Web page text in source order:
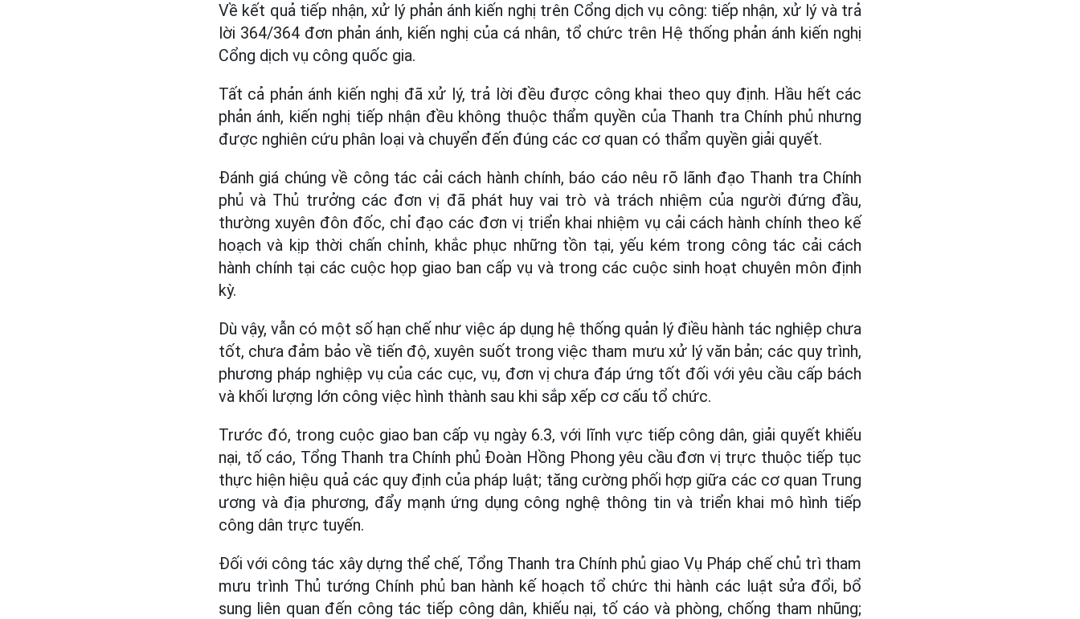
Về kết quả tiếp nhận, xử lý phản ánh kiến nghị trên Cổng dịch vụ công: tiếp nhận, xử lý và trả
lời 364/364 đơn phản ánh, kiến nghị của cá nhân, tổ chức trên Hệ thống phản ánh kiến nghị
Cổng dịch vụ công quốc gia.
Tất cả phản ánh kiến nghị đã xử lý, trả lời đều được công khai theo quy định. Hầu hết các
phản ánh, kiến nghị tiếp nhận đều không thuộc thẩm quyền của Thanh tra Chính phủ nhưng
được nghiên cứu phân loại và chuyển đến đúng các cơ quan có thẩm quyền giải quyết.
Đánh giá chúng về công tác cải cách hành chính, báo cáo nêu rõ lãnh đạo Thanh tra Chính
phủ và Thủ trưởng các đơn vị đã phát huy vai trò và trách nhiệm của người đứng đầu,
thường xuyên đôn đốc, chỉ đạo các đơn vị triển khai nhiệm vụ cải cách hành chính theo kế
hoạch và kịp thời chấn chỉnh, khắc phục những tồn tại, yếu kém trong công tác cải cách
hành chính tại các cuộc họp giao ban cấp vụ và trong các cuộc sinh hoạt chuyên môn định
kỳ.
Dù vậy, vẫn có một số hạn chế như việc áp dụng hệ thống quản lý điều hành tác nghiệp chưa
tốt, chưa đảm bảo về tiến độ, xuyên suốt trong việc tham mưu xử lý văn bản; các quy trình,
phương pháp nghiệp vụ của các cục, vụ, đơn vị chưa đáp ứng tốt đối với yêu cầu cấp bách
và khối lượng lớn công việc hình thành sau khi sắp xếp cơ cấu tổ chức.
Trước đó, trong cuộc giao ban cấp vụ ngày 6.3, với lĩnh vực tiếp công dân, giải quyết khiếu
nại, tố cáo, Tổng Thanh tra Chính phủ Đoàn Hồng Phong yêu cầu đơn vị trực thuộc tiếp tục
thực hiện hiệu quả các quy định của pháp luật; tăng cường phối hợp giữa các cơ quan Trung
ương và địa phương, đẩy mạnh ứng dụng công nghệ thông tin và triển khai mô hình tiếp
công dân trực tuyến.
Đối với công tác xây dựng thể chế, Tổng Thanh tra Chính phủ giao Vụ Pháp chế chủ trì tham
mưu trình Thủ tướng Chính phủ ban hành kế hoạch tổ chức thi hành các luật sửa đổi, bổ
sung liên quan đến công tác tiếp công dân, khiếu nại, tố cáo và phòng, chống tham nhũng;